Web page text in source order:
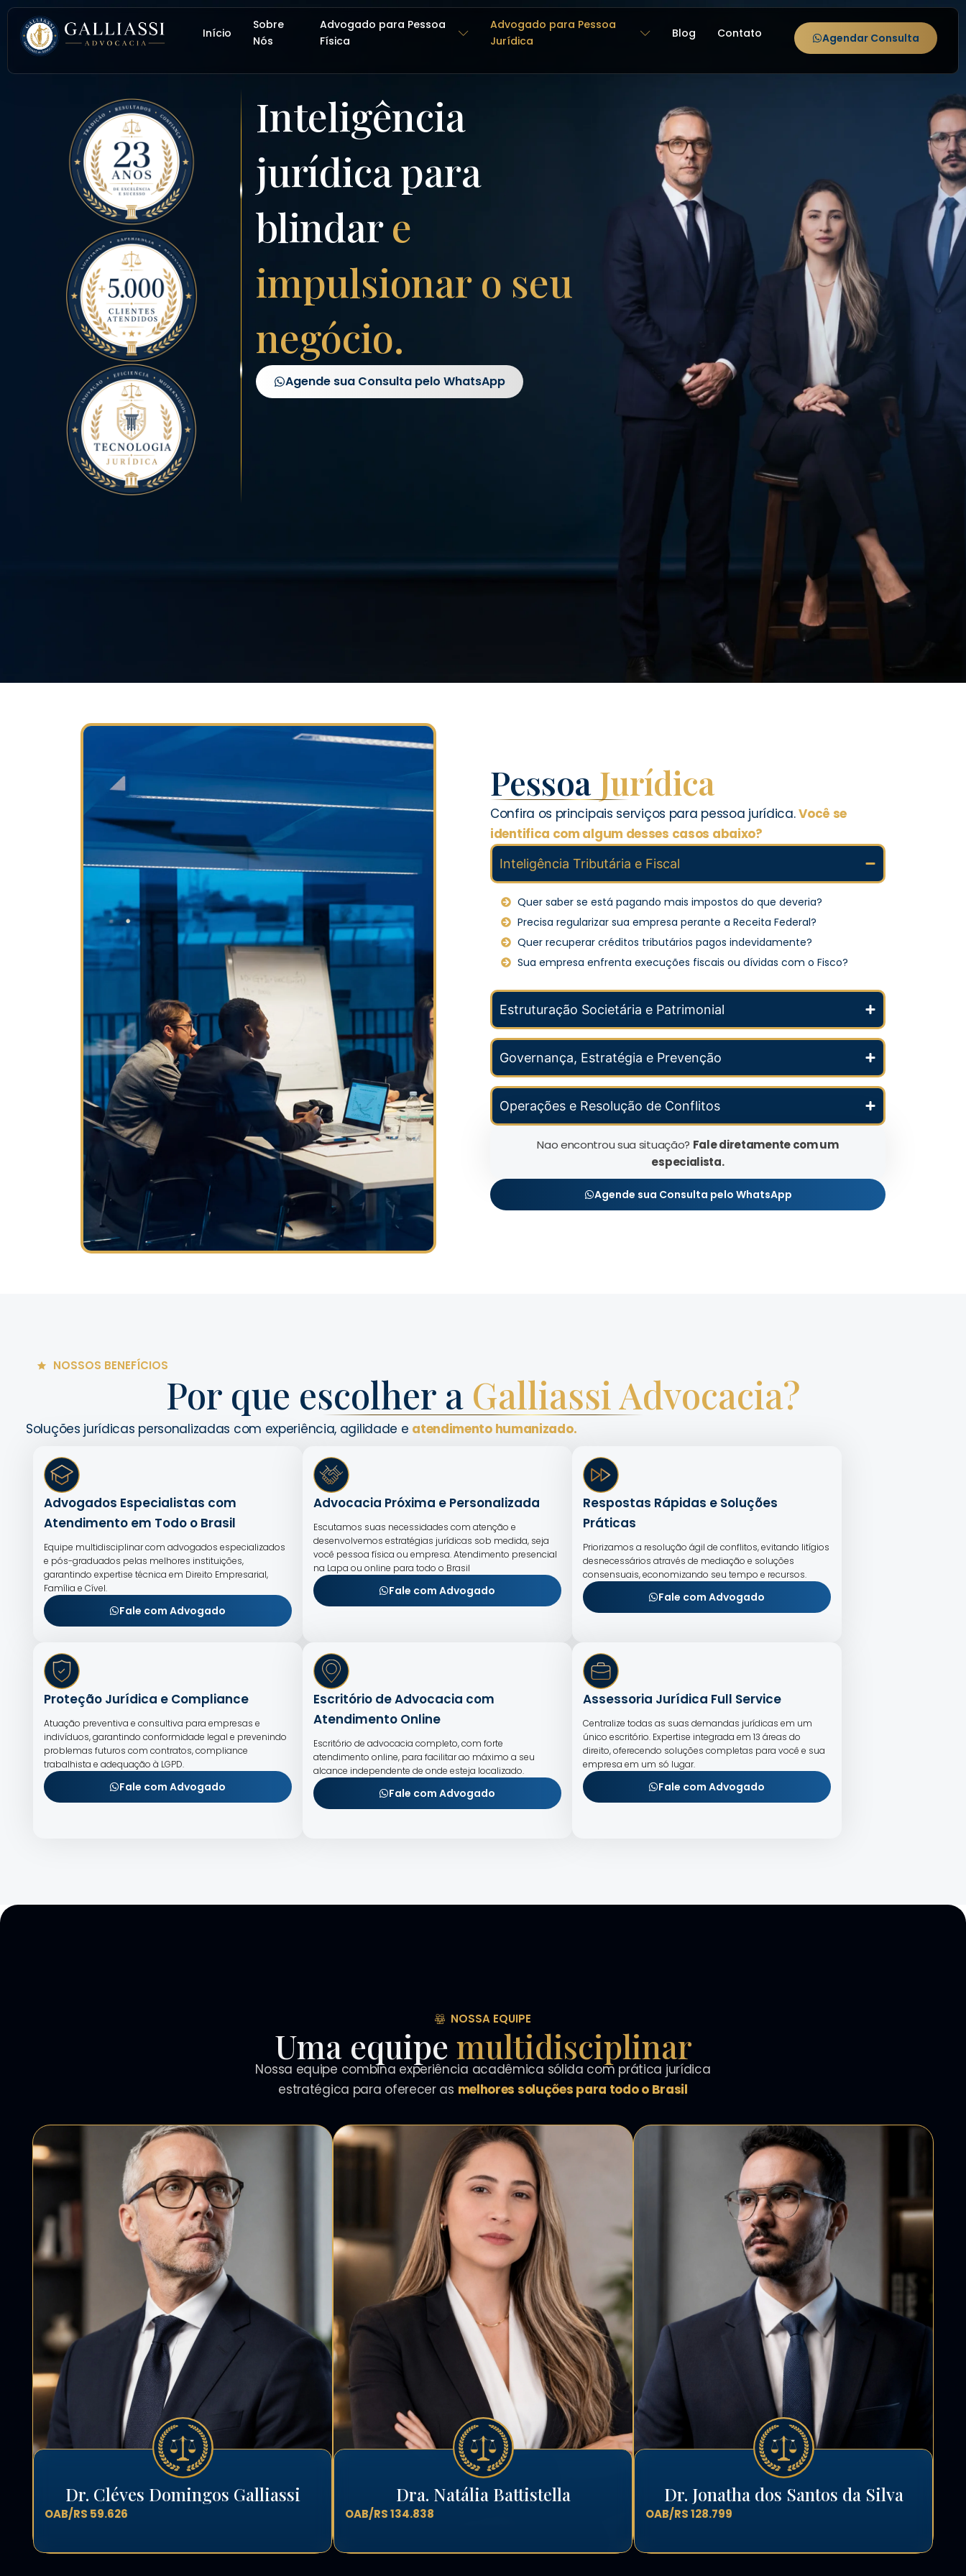
Início
Sobre
Nós
Advogado para Pessoa
Física
Advogado para Pessoa
Jurídica
Blog Contato Agendar Consulta
Inteligência
jurídica para
blindare
impulsionar o seu
negócio.
Agende sua Consulta pelo WhatsApp
Pessoa Jurídica
Confira os principais serviços para pessoa jurídica.Você se
identifica com algum desses casos abaixo?
Inteligência Tributária e Fiscal
Quer saber se está pagando mais impostos do que deveria?
Precisa regularizar sua empresa perante a Receita Federal?
Quer recuperar créditos tributários pagos indevidamente?
Sua empresa enfrenta execuções fiscais ou dívidas com o Fisco?
Estruturação Societária e Patrimonial
Governança, Estratégia e Prevenção
Operações e Resolução de Conflitos
Nao encontrou sua situação? Fale diretamente com um
especialista.
Agende sua Consulta pelo WhatsApp
NOSSOS BENEFÍCIOS
Por que escolher a Galliassi Advocacia?
Soluções jurídicas personalizadas com experiência, agilidade e atendimento humanizado.
Advogados Especialistas com
Atendimento em Todo o Brasil
Equipe multidisciplinar com advogados especializados
e pós-graduados pelas melhores instituições,
garantindo expertise técnica em Direito Empresarial,
Família e Cível.
Fale com Advogado
Advocacia Próxima e Personalizada
Escutamos suas necessidades com atenção e
desenvolvemos estratégias jurídicas sob medida, seja
você pessoa física ou empresa. Atendimento presencial
na Lapa ou online para todo o Brasil
Fale com Advogado
Respostas Rápidas e Soluções
Práticas
Priorizamos a resolução ágil de conflitos, evitando litígios
desnecessários através de mediação e soluções
consensuais, economizando seu tempo e recursos.
Fale com Advogado
Proteção Jurídica e Compliance
Atuação preventiva e consultiva para empresas e
indivíduos, garantindo conformidade legal e prevenindo
problemas futuros com contratos, compliance
trabalhista e adequação à LGPD.
Fale com Advogado
Escritório de Advocacia com
Atendimento Online
Escritório de advocacia completo, com forte
atendimento online, para facilitar ao máximo a seu
alcance independente de onde esteja localizado.
Fale com Advogado
Assessoria Jurídica Full Service
Centralize todas as suas demandas jurídicas em um
único escritório. Expertise integrada em 13 áreas do
direito, oferecendo soluções completas para você e sua
empresa em um só lugar.
Fale com Advogado
NOSSA EQUIPE
Uma equipe multidisciplinar
Nossa equipe combina experiência acadêmica sólida com prática jurídica
estratégica para oferecer as melhores soluções para todo o Brasil
Dr. Cléves Domingos Galliassi
OAB/RS 59.626
Dra. Natália Battistella
OAB/RS 134.838
Dr. Jonatha dos Santos da Silva
OAB/RS 128.799